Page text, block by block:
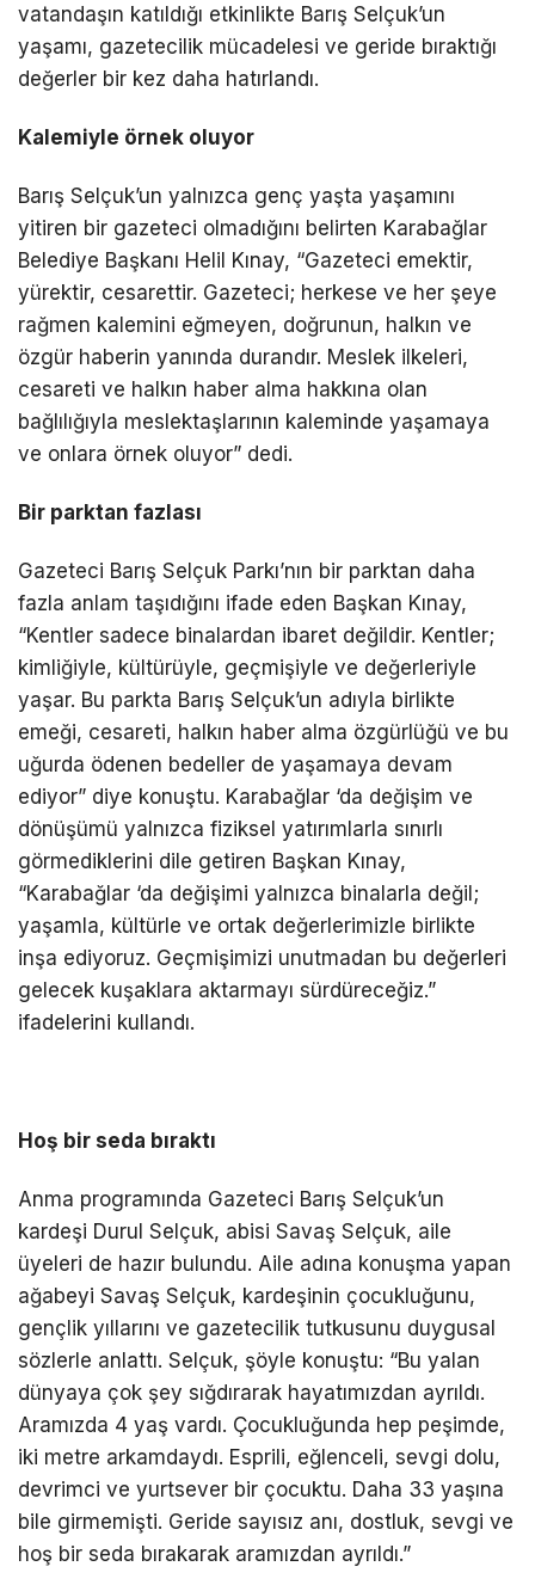
vatandaşın katıldığı etkinlikte Barış Selçuk’un
yaşamı, gazetecilik mücadelesi ve geride bıraktığı
değerler bir kez daha hatırlandı.
Kalemiyle örnek oluyor
Barış Selçuk’un yalnızca genç yaşta yaşamını
yitiren bir gazeteci olmadığını belirten Karabağlar
Belediye Başkanı Helil Kınay, “Gazeteci emektir,
yürektir, cesarettir. Gazeteci; herkese ve her şeye
rağmen kalemini eğmeyen, doğrunun, halkın ve
özgür haberin yanında durandır. Meslek ilkeleri,
cesareti ve halkın haber alma hakkına olan
bağlılığıyla meslektaşlarının kaleminde yaşamaya
ve onlara örnek oluyor” dedi.
Bir parktan fazlası
Gazeteci Barış Selçuk Parkı’nın bir parktan daha
fazla anlam taşıdığını ifade eden Başkan Kınay,
“Kentler sadece binalardan ibaret değildir. Kentler;
kimliğiyle, kültürüyle, geçmişiyle ve değerleriyle
yaşar. Bu parkta Barış Selçuk’un adıyla birlikte
emeği, cesareti, halkın haber alma özgürlüğü ve bu
uğurda ödenen bedeller de yaşamaya devam
ediyor” diye konuştu. Karabağlar ‘da değişim ve
dönüşümü yalnızca fiziksel yatırımlarla sınırlı
görmediklerini dile getiren Başkan Kınay,
“Karabağlar ‘da değişimi yalnızca binalarla değil;
yaşamla, kültürle ve ortak değerlerimizle birlikte
inşa ediyoruz. Geçmişimizi unutmadan bu değerleri
gelecek kuşaklara aktarmayı sürdüreceğiz.”
ifadelerini kullandı.
Hoş bir seda bıraktı
Anma programında Gazeteci Barış Selçuk’un
kardeşi Durul Selçuk, abisi Savaş Selçuk, aile
üyeleri de hazır bulundu. Aile adına konuşma yapan
ağabeyi Savaş Selçuk, kardeşinin çocukluğunu,
gençlik yıllarını ve gazetecilik tutkusunu duygusal
sözlerle anlattı. Selçuk, şöyle konuştu: “Bu yalan
dünyaya çok şey sığdırarak hayatımızdan ayrıldı.
Aramızda 4 yaş vardı. Çocukluğunda hep peşimde,
iki metre arkamdaydı. Esprili, eğlenceli, sevgi dolu,
devrimci ve yurtsever bir çocuktu. Daha 33 yaşına
bile girmemişti. Geride sayısız anı, dostluk, sevgi ve
hoş bir seda bırakarak aramızdan ayrıldı.”